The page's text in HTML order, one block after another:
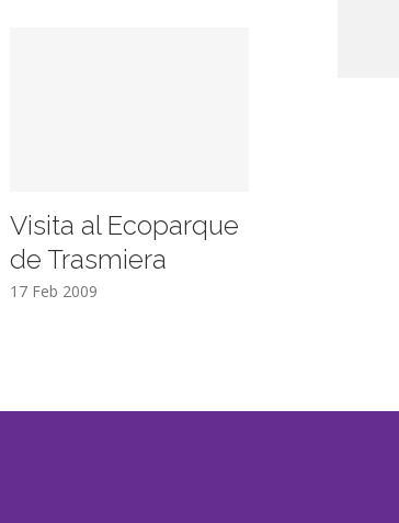
Visita al Ecoparque
de Trasmiera
17 Feb 2009